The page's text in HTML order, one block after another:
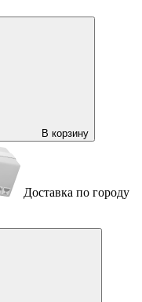
В корзину
Доставка по городу